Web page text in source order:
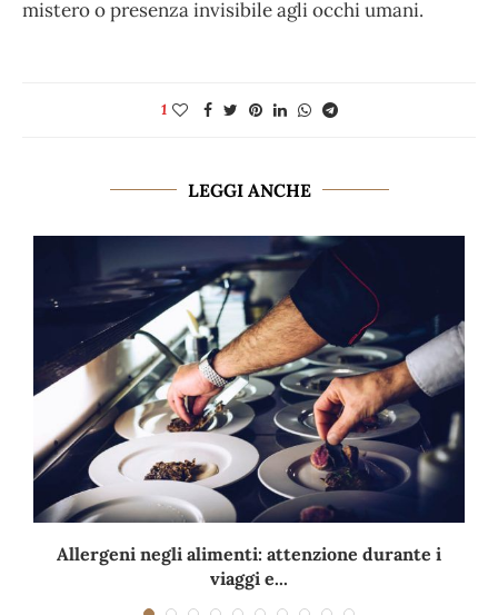
mistero o presenza invisibile agli occhi umani.
1
LEGGI ANCHE
Allergeni negli alimenti: attenzione durante i
viaggi e...